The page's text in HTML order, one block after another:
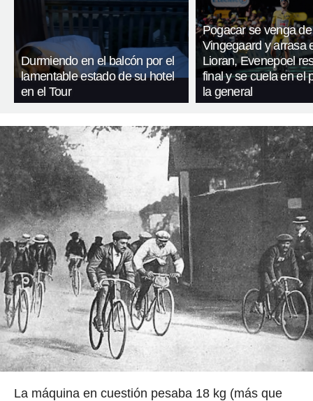
Durmiendo en el balcón por el
lamentable estado de su hotel
en el Tour
Pogacar se venga de
Vingegaard y arrasa
Lioran, Evenepoel
final y se cuela en el
la general
La máquina en cuestión pesaba 18 kg (más que